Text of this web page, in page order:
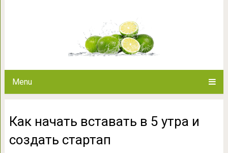
Menu
Как начать вставать в 5 утра и
создать стартап